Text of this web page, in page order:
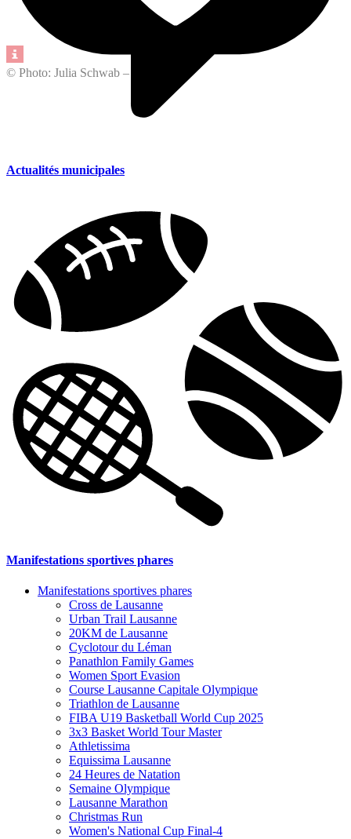
© Photo: Julia Schwab – Pixabay
Actualités municipales
Manifestations sportives phares
Manifestations sportives phares
Cross de Lausanne
Urban Trail Lausanne
20KM de Lausanne
Cyclotour du Léman
Panathlon Family Games
Women Sport Evasion
Course Lausanne Capitale Olympique
Triathlon de Lausanne
FIBA U19 Basketball World Cup 2025
3x3 Basket World Tour Master
Athletissima
Equissima Lausanne
24 Heures de Natation
Semaine Olympique
Lausanne Marathon
Christmas Run
Women's National Cup Final-4